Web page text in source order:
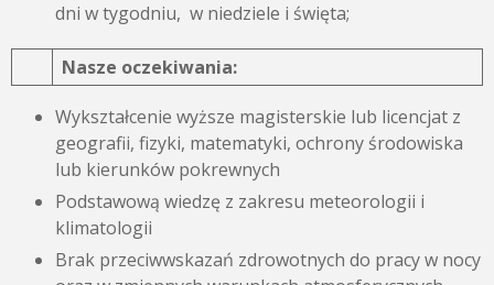
dni w tygodniu, w niedziele i święta;
Nasze oczekiwania:
Wykształcenie wyższe magisterskie lub licencjat z
geografii, fizyki, matematyki, ochrony środowiska
lub kierunków pokrewnych
Podstawową wiedzę z zakresu meteorologii i
klimatologii
Brak przeciwwskazań zdrowotnych do pracy w nocy